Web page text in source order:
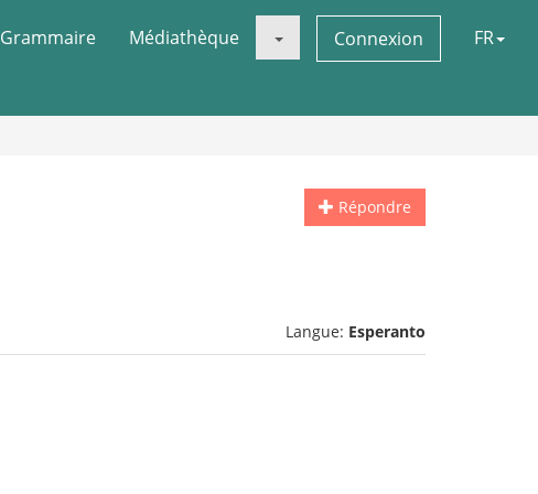
Grammaire Médiathèque Connexion FR
Répondre
Langue: Esperanto